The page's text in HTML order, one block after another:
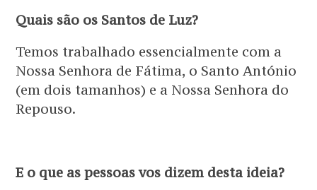
Quais são os Santos de Luz?
Temos trabalhado essencialmente com a
Nossa Senhora de Fátima, o Santo António
(em dois tamanhos) e a Nossa Senhora do
Repouso.
E o que as pessoas vos dizem desta ideia?